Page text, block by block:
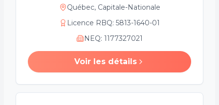
Québec, Capitale-Nationale
Licence RBQ: 5813-1640-01
NEQ: 1177327021
Voir les détails